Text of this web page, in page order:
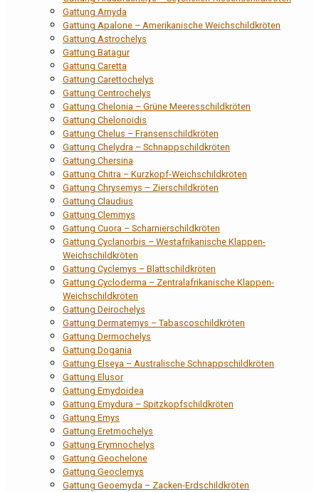
Gattung Amyda
Gattung Apalone – Amerikanische Weichschildkröten
Gattung Astrochelys
Gattung Batagur
Gattung Caretta
Gattung Carettochelys
Gattung Centrochelys
Gattung Chelonia – Grüne Meeresschildkröten
Gattung Chelonoidis
Gattung Chelus – Fransenschildkröten
Gattung Chelydra – Schnappschildkröten
Gattung Chersina
Gattung Chitra – Kurzkopf-Weichschildkröten
Gattung Chrysemys – Zierschildkröten
Gattung Claudius
Gattung Clemmys
Gattung Cuora – Scharnierschildkröten
Gattung Cyclanorbis – Westafrikanische Klappen-
Weichschildkröten
Gattung Cyclemys – Blattschildkröten
Gattung Cycloderma – Zentralafrikanische Klappen-
Weichschildkröten
Gattung Deirochelys
Gattung Dermatemys – Tabascoschildkröten
Gattung Dermochelys
Gattung Dogania
Gattung Elseya – Australische Schnappschildkröten
Gattung Elusor
Gattung Emydoidea
Gattung Emydura – Spitzkopfschildkröten
Gattung Emys
Gattung Eretmochelys
Gattung Erymnochelys
Gattung Geochelone
Gattung Geoclemys
Gattung Geoemyda – Zacken-Erdschildkröten